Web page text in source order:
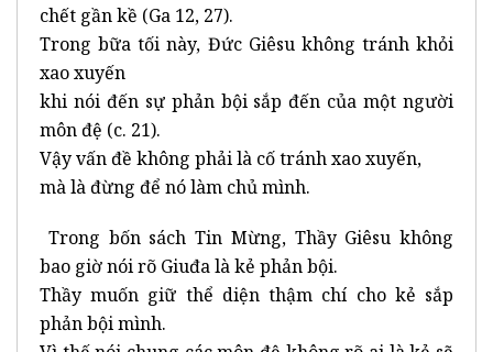
chết gần kề (Ga 12, 27).
Trong bữa tối này, Đức Giêsu không tránh khỏi
xao xuyến
khi nói đến sự phản bội sắp đến của một người
môn đệ (c. 21).
Vậy vấn đề không phải là cố tránh xao xuyến,
mà là đừng để nó làm chủ mình.
Trong bốn sách Tin Mừng, Thầy Giêsu không
bao giờ nói rõ Giuđa là kẻ phản bội.
Thầy muốn giữ thể diện thậm chí cho kẻ sắp
phản bội mình.